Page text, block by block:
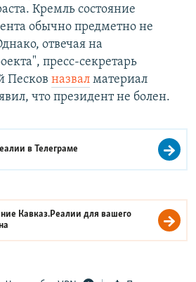
Кремль состояние
обычно предметно не
отвечая на
пресс-секретарь
Песков назвалматериал
что президент не болен.
вТелеграме
Кавказ.Реалии для вашего